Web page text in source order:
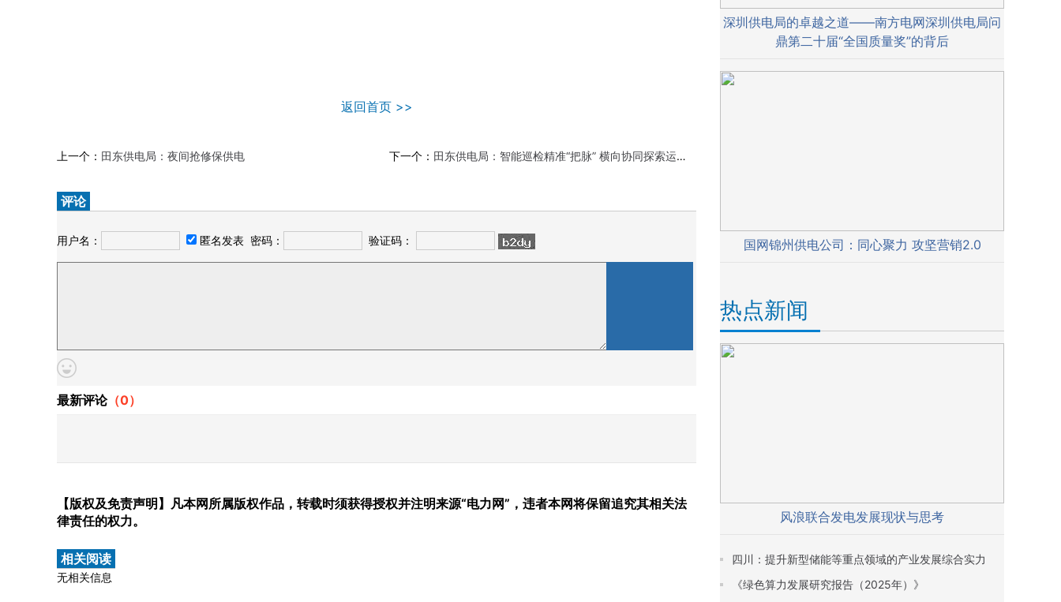
返回首页 >>
上一个： 田东供电局：夜间抢修保供电 下一个： 田东供电局：智能巡检精准“把脉” 横向协同探索运维新模式
评论
用户名： 匿名发表 密码： 验证码：
最新评论（0）
【版权及免责声明】凡本网所属版权作品，转载时须获得授权并注明来源“电力网”，违者本网将保留追究其相关法
律责任的权力。
相关阅读
无相关信息
深圳供电局的卓越之道——南方电网深圳供电局问
鼎第二十届“全国质量奖”的背后
国网锦州供电公司：同心聚力 攻坚营销2.0
热点新闻
风浪联合发电发展现状与思考
四川：提升新型储能等重点领域的产业发展综合实力
《绿色算力发展研究报告（2025年）》